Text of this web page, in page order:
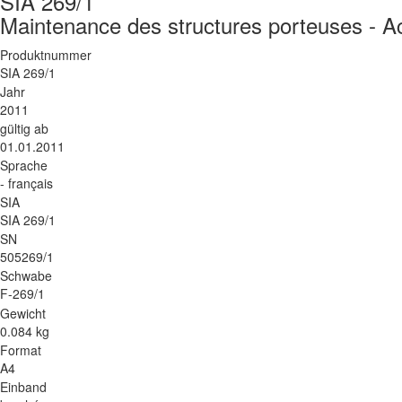
Maintenance des structures porteuses -
Produktnummer
SIA 269/1
Jahr
2011
gültig ab
01.01.2011
Sprache
- français
SIA
SIA 269/1
SN
505269/1
Schwabe
F-269/1
Gewicht
0.084 kg
Format
A4
Einband